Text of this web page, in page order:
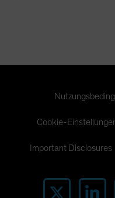
Cookie-
Important Disclosures